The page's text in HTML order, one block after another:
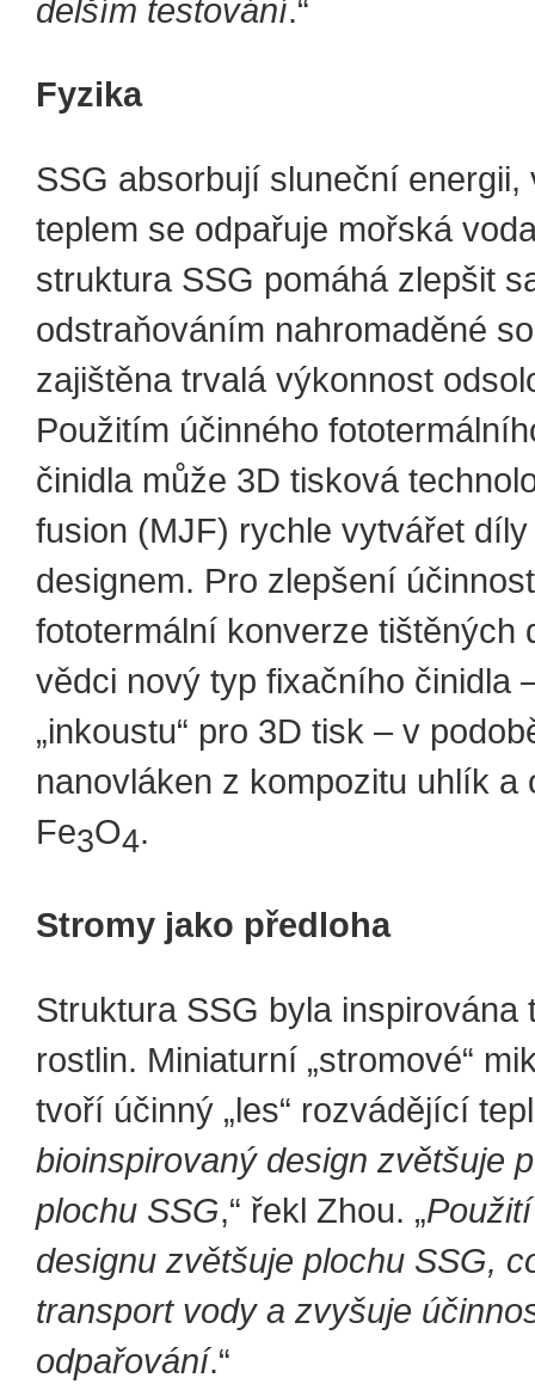
delším testování.“
Fyzika
SSG absorbují sluneční energii,
teplem se odpařuje mořská
struktura SSG pomáhá zlepšit
odstraňováním nahromaděné
zajištěna trvalá výkonnost
Použitím účinného
činidla může 3D tisková
fusion (MJF) rychle vytvářet
designem. Pro zlepšení
fototermální konverze tištěných
vědci nový typ fixačního činidla
„inkoustu“ pro 3D tisk – v
nanovláken z kompozitu uhlík a
Fe3O4.
Stromy jako předloha
Struktura SSG byla inspirována
rostlin. Miniaturní „stromové“
tvoří účinný „les“ rozvádějící
bioinspirovaný design zvětšuje
plochu SSG,“ řekl Zhou. „
designu zvětšuje plochu SSG,
transport vody a zvyšuje
odpařování.“